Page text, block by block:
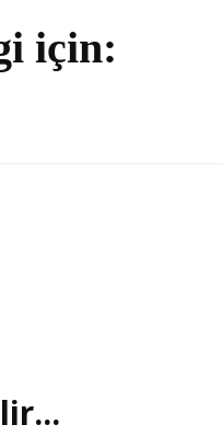
için: